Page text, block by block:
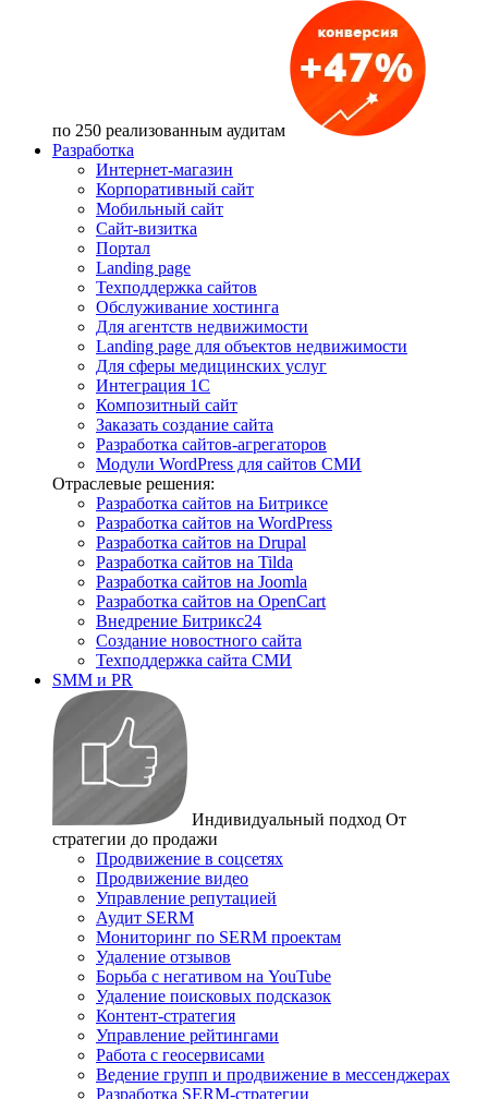
по 250 реализованным аудитам
Разработка
Интернет-магазин
Корпоративный сайт
Мобильный сайт
Сайт-визитка
Портал
Landing page
Техподдержка сайтов
Обслуживание хостинга
Для агентств недвижимости
Landing page для объектов недвижимости
Для сферы медицинских услуг
Интеграция 1С
Композитный сайт
Заказать создание сайта
Разработка сайтов-агрегаторов
Модули WordPress для сайтов СМИ
Отраслевые решения:
Разработка сайтов на Битриксе
Разработка сайтов на WordPress
Разработка сайтов на Drupal
Разработка сайтов на Tilda
Разработка сайтов на Joomla
Разработка сайтов на OpenCart
Внедрение Битрикс24
Создание новостного сайта
Техподдержка сайта СМИ
SMM и PR
Индивидуальный подход От
стратегии до продажи
Продвижение в соцсетях
Продвижение видео
Управление репутацией
Аудит SERM
Мониторинг по SERM проектам
Удаление отзывов
Борьба с негативом на YouTube
Удаление поисковых подсказок
Контент-стратегия
Управление рейтингами
Работа с геосервисами
Ведение групп и продвижение в мессенджерах
Разработка SERM-стратегии